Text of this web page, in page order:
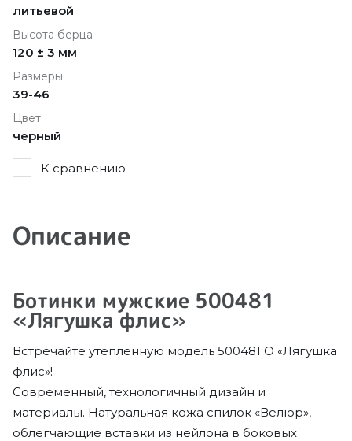
литьевой
Высота берца
120 ± 3 мм
Размеры
39-46
Цвет
черный
К сравнению
Описание
Ботинки мужские 500481
«Лягушка флис»
Встречайте утепленную модель 500481 О «Лягушка
флис»!
Современный, технологичный дизайн и
материалы. Натуральная кожа спилок «Велюр»,
облегчающие вставки из нейлона в боковых